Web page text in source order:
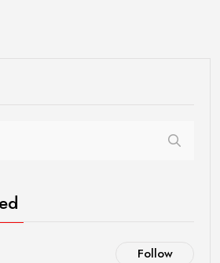
Follow